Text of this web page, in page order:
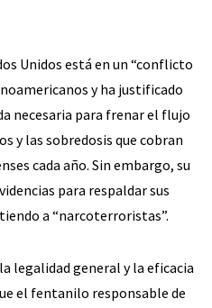
Unidos está en un “conflicto
y ha justificado
necesaria para frenar el flujo
y las sobredosis que cobran
cada año. Sin embargo, su
para respaldar sus
a “narcoterroristas”.
legalidad general y la eficacia
el fentanilo responsable de